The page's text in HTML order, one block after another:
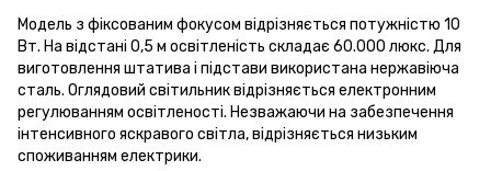
Модель з фіксованим фокусом відрізняється потужністю 10
Вт. На відстані 0,5 м освітленість складає 60.000 люкс. Для
виготовлення штатива і підстави використана нержавіюча
сталь. Оглядовий світильник відрізняється електронним
регулюванням освітленості. Незважаючи на забезпечення
інтенсивного яскравого світла, відрізняється низьким
споживанням електрики.